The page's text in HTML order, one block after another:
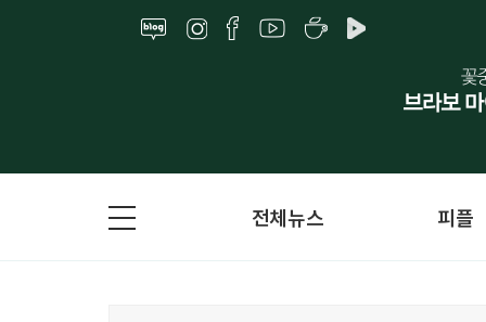
전체뉴스 피플